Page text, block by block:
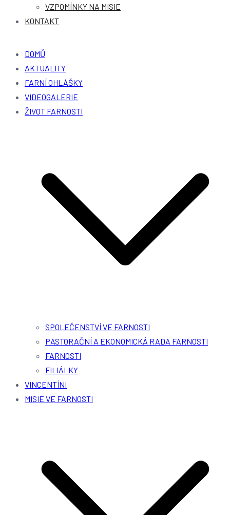
VZPOMÍNKY NA MISIE
KONTAKT
DOMŮ
AKTUALITY
FARNÍ OHLÁŠKY
VIDEOGALERIE
ŽIVOT FARNOSTI
SPOLEČENSTVÍ VE FARNOSTI
PASTORAČNÍ A EKONOMICKÁ RADA FARNOSTI
FARNOSTI
FILIÁLKY
VINCENTÍNI
MISIE VE FARNOSTI